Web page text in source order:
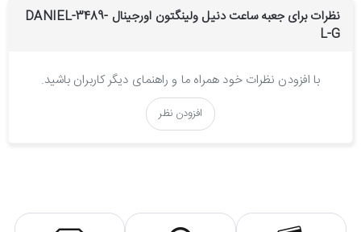
یکی از بهترین موقعیت ها برای استفاده از جعبه ساعت زمان کادو دادن
برای کسی که کادو را از شما دریافت می کند خواهد داشت که ما همیشه
بهترین ها را برای عزیزانمون پیشنهاد می کنیم
راه های تشخیص ساعت اصل و های کپی
این برند ساعت به دنبال ملاقاتی که تیساندر با ویلینگتون در سفر خود به
نظرات برای جعبه ساعت دنیل ولینگتون اورجینال DANIEL-3489-
L-G
با افزودن نظرات خود همراه ما و راهنمای دیگر کاربران باشید.
افزودن نظر